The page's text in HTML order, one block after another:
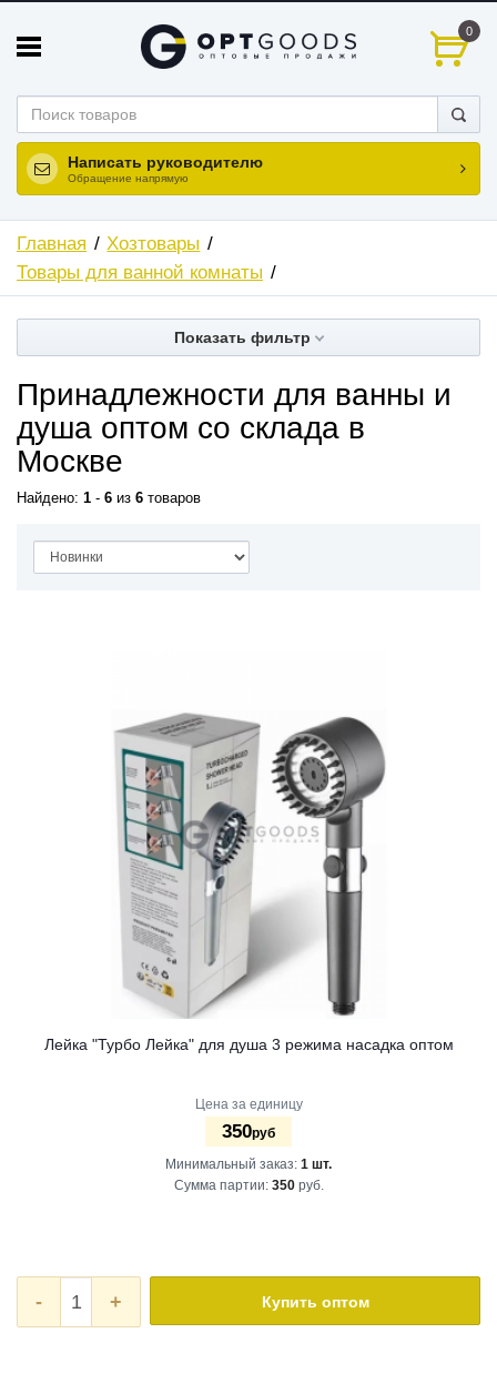
0
Написать руководителю
Обращение напрямую
Главная
Хозтовары
Товары для ванной комнаты
Показать фильтр
Принадлежности для ванны и
душа оптом со склада в
Москве
Найдено: 1 - 6 из 6 товаров
Лейка "Турбо Лейка" для душа 3 режима насадка оптом
Цена за единицу
350руб
Минимальный заказ: 1 шт.
Сумма партии: 350руб.
- + Купить оптом